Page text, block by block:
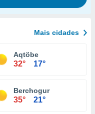
Mais cidades
Aqtöbe
32° 17°
Berchogur
35° 21°